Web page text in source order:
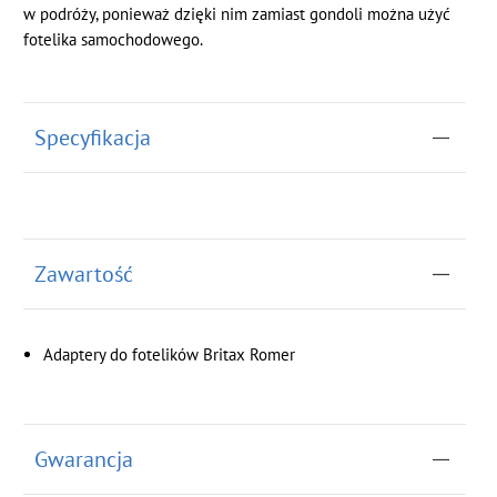
w podróży, ponieważ dzięki nim zamiast gondoli można użyć
fotelika samochodowego.
Specyfikacja
Zawartość
Adaptery do fotelików Britax Romer
Gwarancja